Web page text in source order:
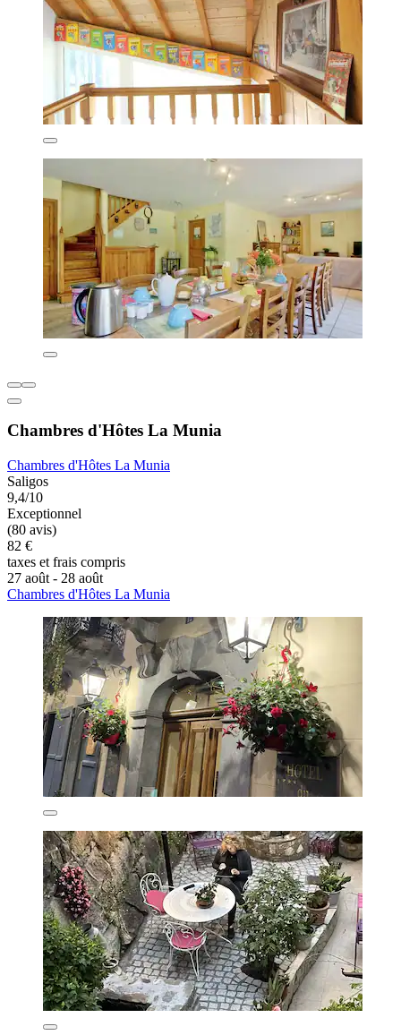
Chambres d'Hôtes La Munia
Chambres d'Hôtes La Munia
Saligos
9,4/10
Exceptionnel
(80 avis)
82 €
taxes et frais compris
27 août - 28 août
Chambres d'Hôtes La Munia